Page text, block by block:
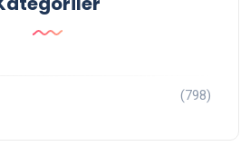
(798)